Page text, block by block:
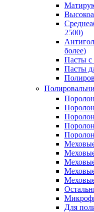
2500)
более)
Пасты
Пасты
Для